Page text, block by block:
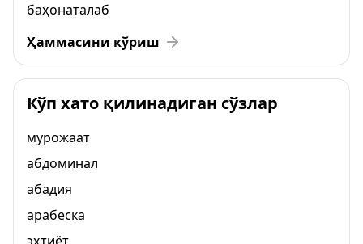
баҳонаталаб
Ҳаммасини кўриш
Кўп хато қилинадиган сўзлар
мурожаат
абдоминал
абадия
арабеска